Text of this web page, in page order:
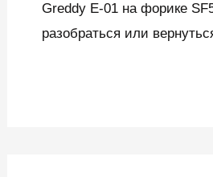
Greddy E-01 на форике
разобраться или